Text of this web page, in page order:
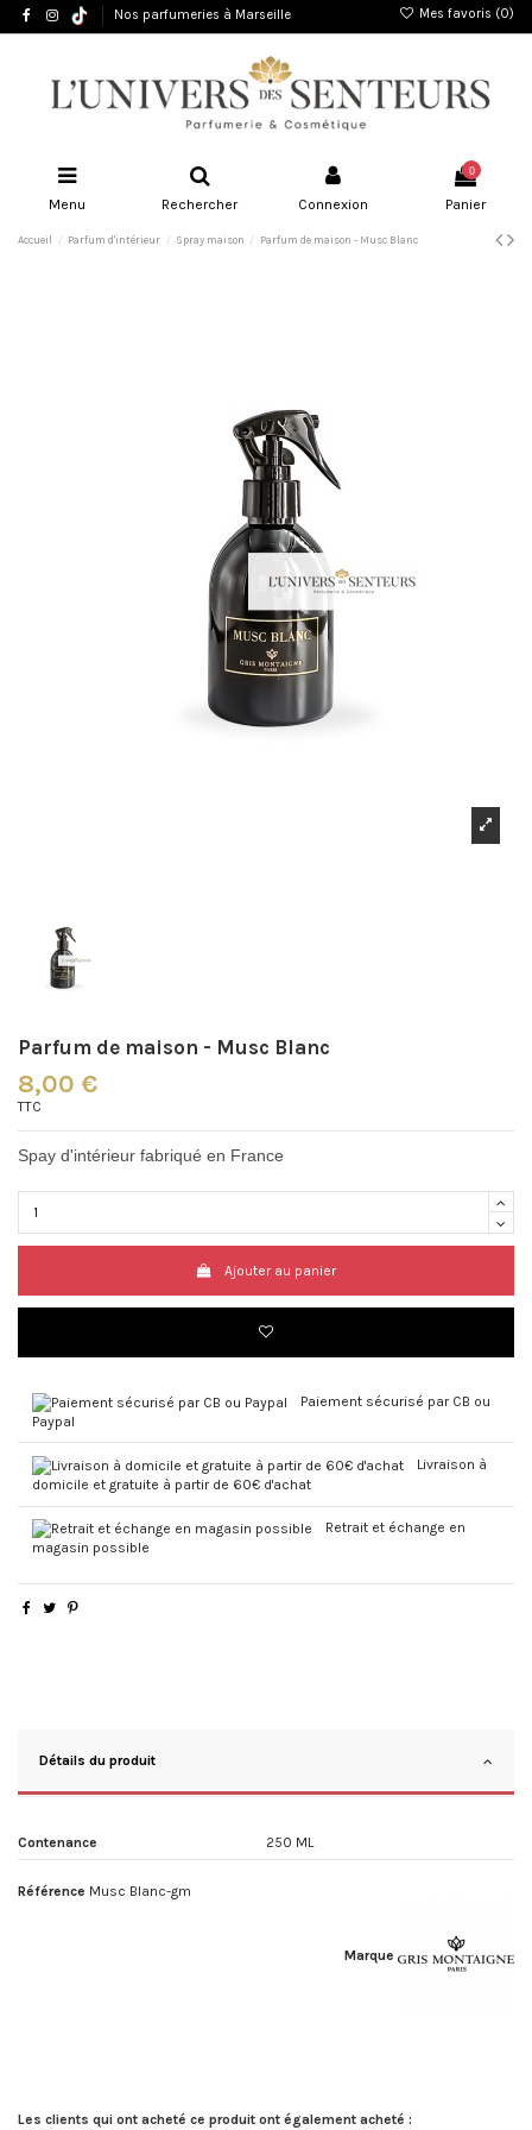
Nos parfumeries à Marseille Mes favoris (0)
Menu Rechercher Connexion
0
Panier
Accueil Parfum d'intérieur Spray maison Parfum de maison - Musc Blanc
Parfum de maison - Musc Blanc
8,00 €
TTC
Spay d'intérieur fabriqué en France
Ajouter au panier
Paiement sécurisé par CB ou
Paypal
Livraison à
domicile et gratuite à partir de 60€ d'achat
Retrait et échange en
magasin possible
Détails du produit
Contenance 250 ML
Marque
Référence Musc Blanc-gm
Les clients qui ont acheté ce produit ont également acheté :